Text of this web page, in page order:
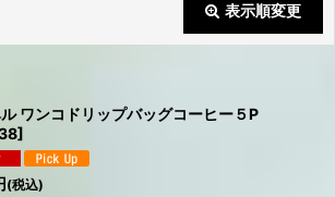
表示順変更
ワンコドリップバッグコーヒー５P
]
(税込)